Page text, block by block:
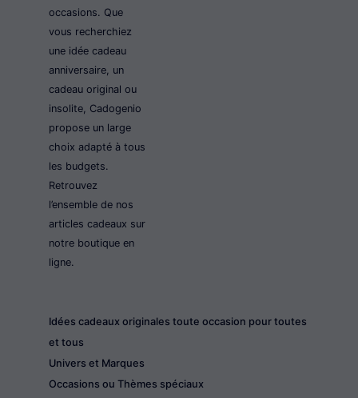
occasions. Que
vous recherchiez
une idée cadeau
anniversaire, un
cadeau original ou
insolite, Cadogenio
propose un large
choix adapté à tous
les budgets.
Retrouvez
l’ensemble de nos
articles cadeaux sur
notre boutique en
ligne.
Idées cadeaux originales toute occasion pour toutes
et tous
Univers et Marques
Occasions ou Thèmes spéciaux